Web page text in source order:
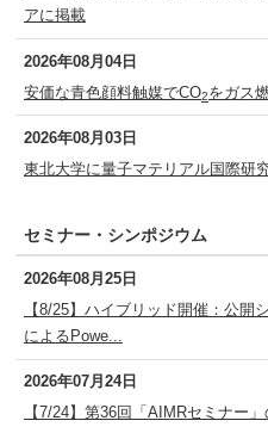
アに掲載
2026年08月04日
安価な青色顔料触媒でCO2をガス
2026年08月03日
東北大学に量子マテリアル国際研
セミナー・シンポジウム
2026年08月25日
【8/25】ハイブリッド開催：公開
によるPowe...
2026年07月24日
【7/24】第36回「AIMRセミナー